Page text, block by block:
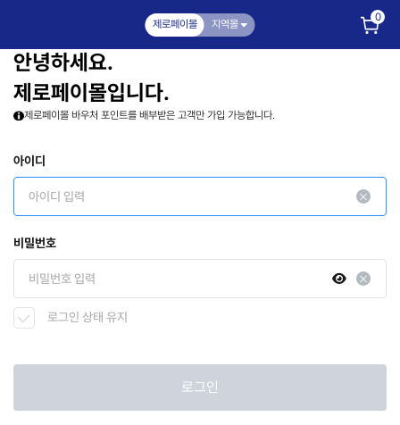
제로페이몰 지역몰
0
안녕하세요.
제로페이몰입니다.
제로페이몰 바우처 포인트를 배부받은 고객만 가입 가능합니다.
아이디
비밀번호
로그인 상태 유지
로그인